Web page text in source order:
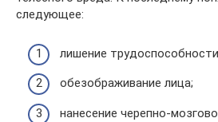
следующее:
лишение
обезображивание лица;
нанесение черепно-